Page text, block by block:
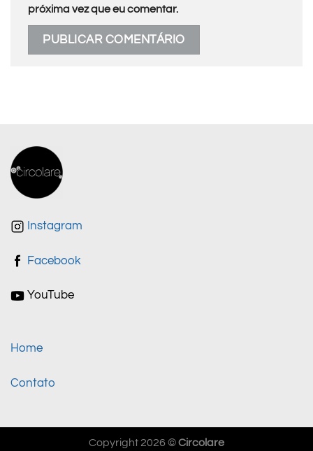
próxima vez que eu comentar.
Instagram
Facebook
YouTube
Home
Contato
Copyright 2026 ©Circolare